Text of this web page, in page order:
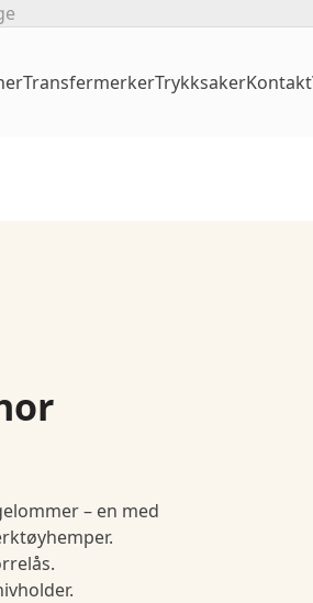
TransfermerkerTrykksakerKontakt
– en med